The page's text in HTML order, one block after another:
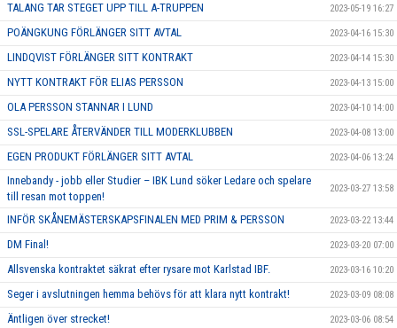
TALANG TAR STEGET UPP TILL A-TRUPPEN 2023-05-19 16:27
POÄNGKUNG FÖRLÄNGER SITT AVTAL 2023-04-16 15:30
LINDQVIST FÖRLÄNGER SITT KONTRAKT 2023-04-14 15:30
NYTT KONTRAKT FÖR ELIAS PERSSON 2023-04-13 15:00
OLA PERSSON STANNAR I LUND 2023-04-10 14:00
SSL-SPELARE ÅTERVÄNDER TILL MODERKLUBBEN 2023-04-08 13:00
EGEN PRODUKT FÖRLÄNGER SITT AVTAL 2023-04-06 13:24
Innebandy - jobb eller Studier – IBK Lund söker Ledare och spelare
till resan mot toppen!
2023-03-27 13:58
INFÖR SKÅNEMÄSTERSKAPSFINALEN MED PRIM & PERSSON 2023-03-22 13:44
DM Final! 2023-03-20 07:00
Allsvenska kontraktet säkrat efter rysare mot Karlstad IBF. 2023-03-16 10:20
Seger i avslutningen hemma behövs för att klara nytt kontrakt! 2023-03-09 08:08
Äntligen över strecket! 2023-03-06 08:54